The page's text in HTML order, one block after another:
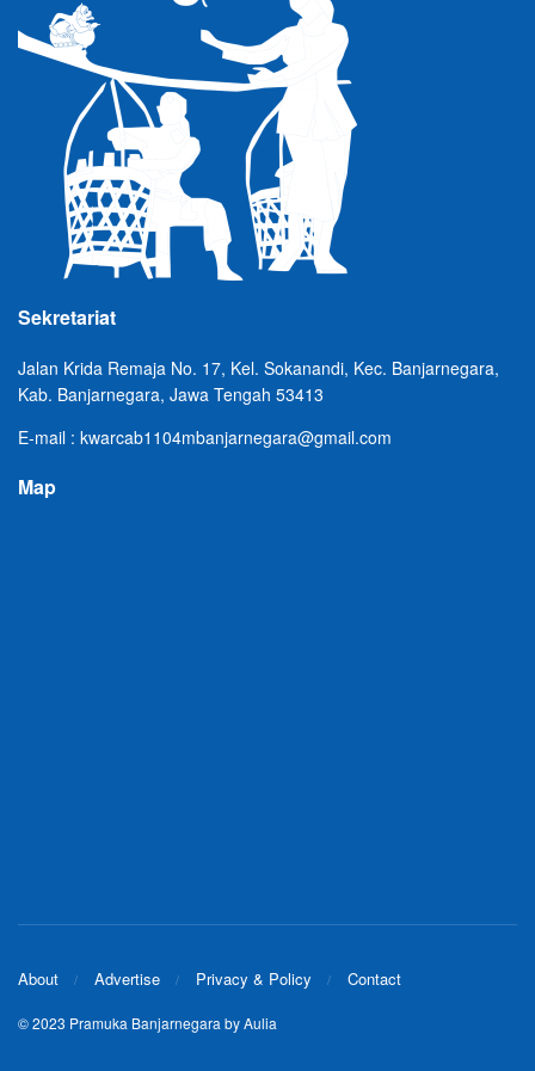
Sekretariat
Jalan Krida Remaja No. 17, Kel. Sokanandi, Kec. Banjarnegara,
Kab. Banjarnegara, Jawa Tengah 53413
E-mail : kwarcab1104mbanjarnegara@gmail.com
Map
About Advertise Privacy & Policy Contact
© 2023 Pramuka Banjarnegara by Aulia